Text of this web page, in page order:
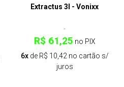
Extractus 3l - Vonixx
R$ 61,25 no PIX
6xde R$ 10,42 no cartão s/
juros